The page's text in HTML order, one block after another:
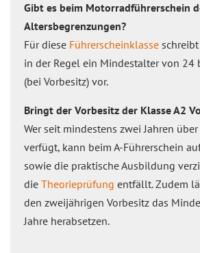
Gibt es beim Motorradführerschein
Altersbegrenzungen?
Für diese Führerscheinklasse
in der Regel ein Mindestalter von 24
(bei Vorbesitz) vor.
Bringt der Vorbesitz der Klasse A2
Wer seit mindestens zwei Jahren
verfügt, kann beim A-Führerschein
sowie die praktische Ausbildung
die Theorieprüfung entfällt. Zudem
den zweijährigen Vorbesitz das
Jahre herabsetzen.